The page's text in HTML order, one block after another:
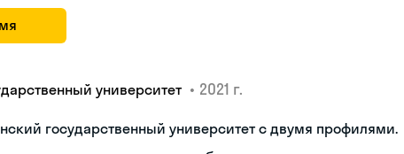
университет • 2021 г.
государственный университет с двумя профилями.